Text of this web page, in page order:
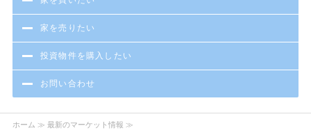
家を売りたい
投資物件を購入したい
お問い合わせ
ホーム ≫ 最新のマーケット情報 ≫